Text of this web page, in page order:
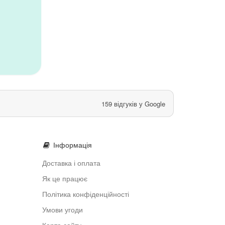
159 відгуків у Google
Інформація
Доставка і оплата
Як це працює
Політика конфіденційності
Умови угоди